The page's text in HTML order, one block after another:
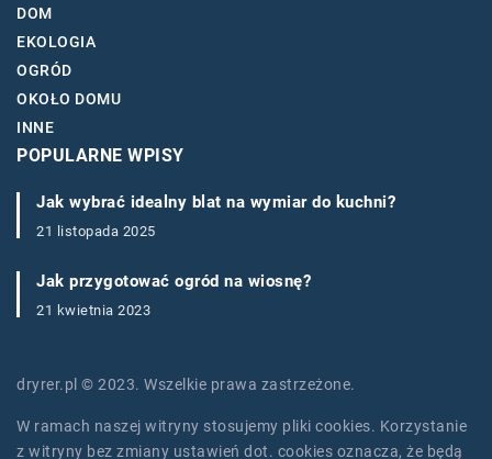
DOM
EKOLOGIA
OGRÓD
OKOŁO DOMU
INNE
POPULARNE WPISY
Jak wybrać idealny blat na wymiar do kuchni?
21 listopada 2025
Jak przygotować ogród na wiosnę?
21 kwietnia 2023
dryrer.pl © 2023. Wszelkie prawa zastrzeżone.
W ramach naszej witryny stosujemy pliki cookies. Korzystanie
z witryny bez zmiany ustawień dot. cookies oznacza, że będą